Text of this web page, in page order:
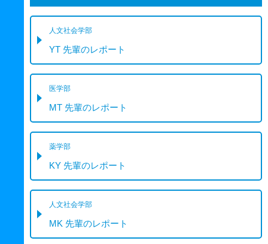
人文社会学部
YT 先輩のレポート
医学部
MT 先輩のレポート
薬学部
KY 先輩のレポート
人文社会学部
MK 先輩のレポート